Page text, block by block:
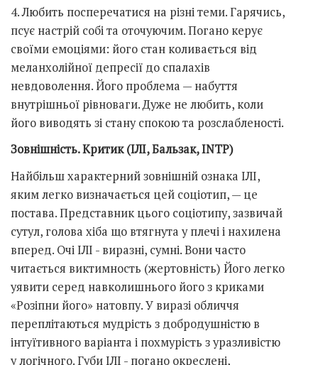
4. Любить посперечатися на різні теми. Гарячись,
псує настрій собі та оточуючим. Погано керує
своїми емоціями: його стан коливається від
меланхолійної депресії до спалахів
невдоволення. Його проблема — набуття
внутрішньої рівноваги. Дуже не любить, коли
його виводять зі стану спокою та розслабленості.
Зовнішність. Критик (ІЛІ, Бальзак, INTP)
Найбільш характерний зовнішній ознака ІЛІ,
яким легко визначається цей соціотип, — це
постава. Представник цього соціотипу, зазвичай
сутул, голова хіба що втягнута у плечі і нахилена
вперед. Очі ІЛІ - виразні, сумні. Вони часто
читається виктимность (жертовність) Його легко
уявити серед навколишнього його з криками
«Розіпни його» натовпу. У виразі обличчя
переплітаються мудрість з добродушністю в
інтуїтивного варіанта і похмурість з уразливістю
у логічного. Губи ІЛІ - погано окреслені,